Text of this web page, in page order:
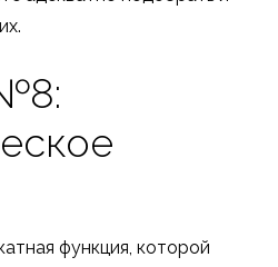
функция, которой